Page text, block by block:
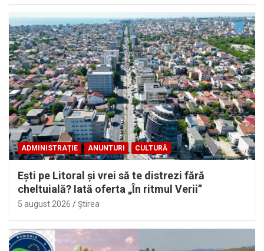
ADMINISTRAȚIE ANUNTURI CULTURĂ
Eşti pe Litoral şi vrei să te distrezi fără
cheltuială? Iată oferta „În ritmul Verii”
5 august 2026 Ştirea